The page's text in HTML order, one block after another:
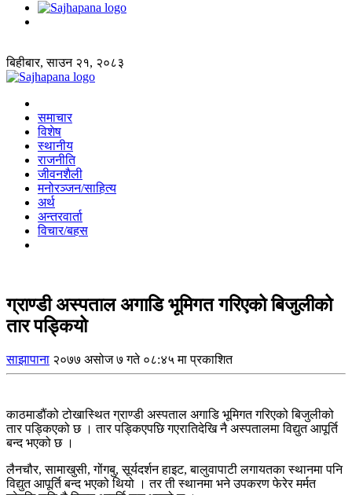
बिहीबार, साउन २१, २०८३
समाचार
विशेष
स्थानीय
राजनीति
जीवनशैली
मनोरञ्जन/साहित्य
अर्थ
अन्तरवार्ता
विचार/बहस
ग्राण्डी अस्पताल अगाडि भूमिगत गरिएको बिजुलीको
तार पड्कियो
साझापाना २०७७ असोज ७ गते ०८:४५ मा प्रकाशित
काठमाडौंको टोखास्थित ग्राण्डी अस्पताल अगाडि भूमिगत गरिएको बिजुलीको
तार पड्किएको छ । तार पड्किएपछि गएरातिदेखि नै अस्पतालमा विद्युत आपूर्ति
बन्द भएको छ ।
लैनचौर, सामाखुसी, गोंगबु, सूर्यदर्शन हाइट, बालुवापाटी लगायतका स्थानमा पनि
विद्युत आपूर्ति बन्द भएको थियो । तर ती स्थानमा भने उपकरण फेरेर मर्मत